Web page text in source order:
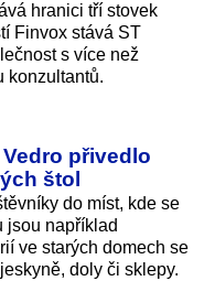
hranici tří stovek
Finvox stává ST
s více než
konzultantů.
přivedlo
štol
do míst, kde se
jsou například
ve starých domech se
doly či sklepy.